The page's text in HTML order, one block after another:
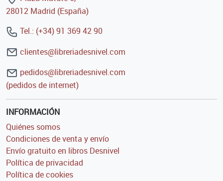
28012 Madrid (España)
Tel.: (+34) 91 369 42 90
clientes@libreriadesnivel.com
pedidos@libreriadesnivel.com
(pedidos de internet)
INFORMACIÓN
Quiénes somos
Condiciones de venta y envío
Envío gratuito en libros Desnivel
Política de privacidad
Política de cookies